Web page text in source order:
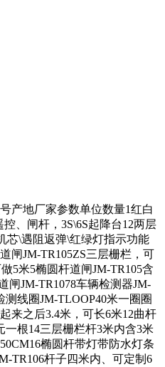
产地厂家参数单位数量1红白
、闸杆，3S\6S起降台12两层
芯\遇阻返弹\红绿灯指示功能
闸JM-TR105ZS三层栅栏，可
5米5椭圆杆道闸JM-TR105含
闸JM-TR1078车辆检测器JM-
线圈JM-TLOOP40米一圈圈
来之后3.4米，可长6米12曲杆
一根14三层栅栏杆3米内含3米
椭圆杆带灯带防水灯条
TR106杆子四米内、可定制6